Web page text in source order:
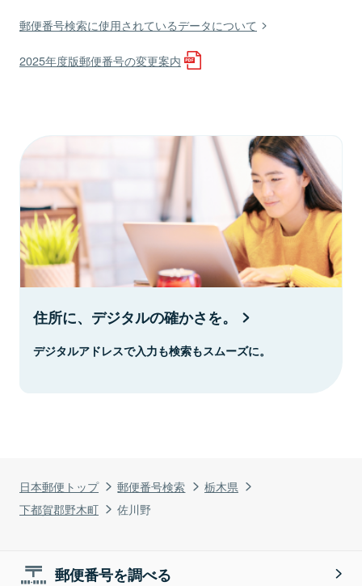
日本郵便トップ 郵便番号検索
栃木県
下都賀郡野木町
佐川野
郵便番号検索に使用されているデータについて
2025年度版郵便番号の変更案内
住所に、デジタルの確かさを。
デジタルアドレスで入力も検索もスムーズに。
郵便番号を調べる